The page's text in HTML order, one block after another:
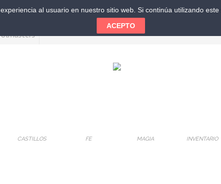
CASTILLOS FE MAGIA INVENTARIO
al usuario en nuestro sitio web. Si continúa utilizando
ACEPTO